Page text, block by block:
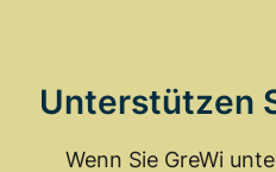
Unterstützen
Wenn Sie GreWi